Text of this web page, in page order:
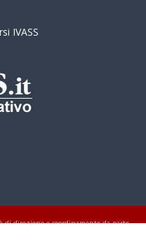
IVASS
di direzione e coordinamento da parte